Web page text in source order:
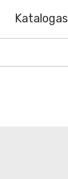
Katalogas